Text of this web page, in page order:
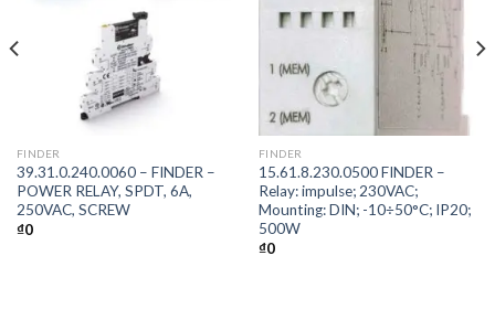
FINDER
39.31.0.240.0060 – FINDER –
POWER RELAY, SPDT, 6A,
250VAC, SCREW
₫0
FINDER
15.61.8.230.0500 FINDER –
Relay: impulse; 230VAC;
Mounting: DIN; -10÷50°C; IP20;
500W
₫0